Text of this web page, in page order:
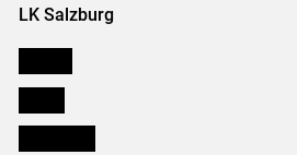
LK Salzburg